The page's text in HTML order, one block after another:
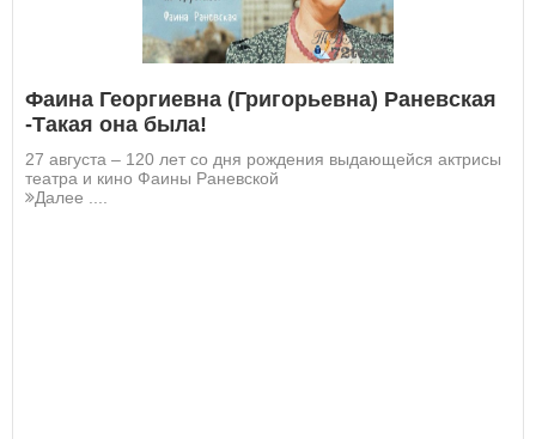
Фаина Георгиевна (Григорьевна) Раневская
-Такая она была!
27 августа – 120 лет со дня рождения выдающейся актрисы
театра и кино Фаины Раневской
Далее ....